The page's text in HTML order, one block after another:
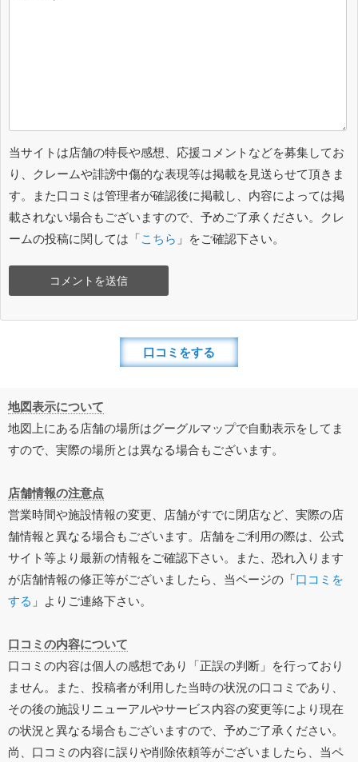
当サイトは店舗の特長や感想、応援コメントなどを募集してお
り、クレームや誹謗中傷的な表現等は掲載を見送らせて頂きま
す。また口コミは管理者が確認後に掲載し、内容によっては掲
載されない場合もございますので、予めご了承ください。クレ
ームの投稿に関しては「こちら 」をご確認下さい。
口コミをする
地図表示について
地図上にある店舗の場所はグーグルマップで自動表示をしてま
すので、実際の場所とは異なる場合もございます。
店舗情報の注意点
営業時間や施設情報の変更、店舗がすでに閉店など、実際の店
舗情報と異なる場合もございます。店舗をご利用の際は、公式
サイト等より最新の情報をご確認下さい。また、恐れ入ります
が店舗情報の修正等がございましたら、当ページの「口コミを
する 」よりご連絡下さい。
口コミの内容について
口コミの内容は個人の感想であり「正誤の判断」を行っており
ません。また、投稿者が利用した当時の状況の口コミであり、
その後の施設リニューアルやサービス内容の変更等により現在
の状況と異なる場合もございますので、予めご了承ください。
尚、口コミの内容に誤りや削除依頼等がございましたら、当ペ